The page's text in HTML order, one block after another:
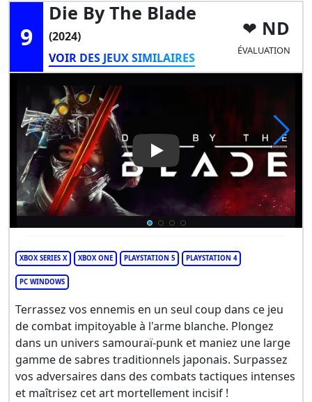
9
Die By The Blade
(2024)
VOIR DES JEUX SIMILAIRES
ND
ÉVALUATION
Play Video: Die by the Blade
XBOX SERIES X XBOX ONE PLAYSTATION 5 PLAYSTATION 4
PC WINDOWS
Terrassez vos ennemis en un seul coup dans ce jeu
de combat impitoyable à l'arme blanche. Plongez
dans un univers samouraï-punk et maniez une large
gamme de sabres traditionnels japonais. Surpassez
vos adversaires dans des combats tactiques intenses
et maîtrisez cet art mortellement incisif !